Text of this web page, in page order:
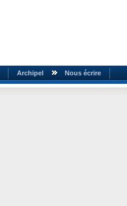
Archipel Nous écrire